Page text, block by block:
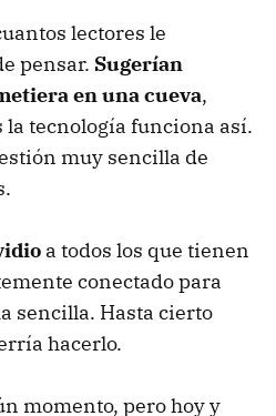
lectores le
pensar. Sugerían
en una cueva,
la tecnología funciona así.
muy sencilla de
a todos los que tienen
conectado para
sencilla. Hasta cierto
hacerlo.
momento, pero hoy y